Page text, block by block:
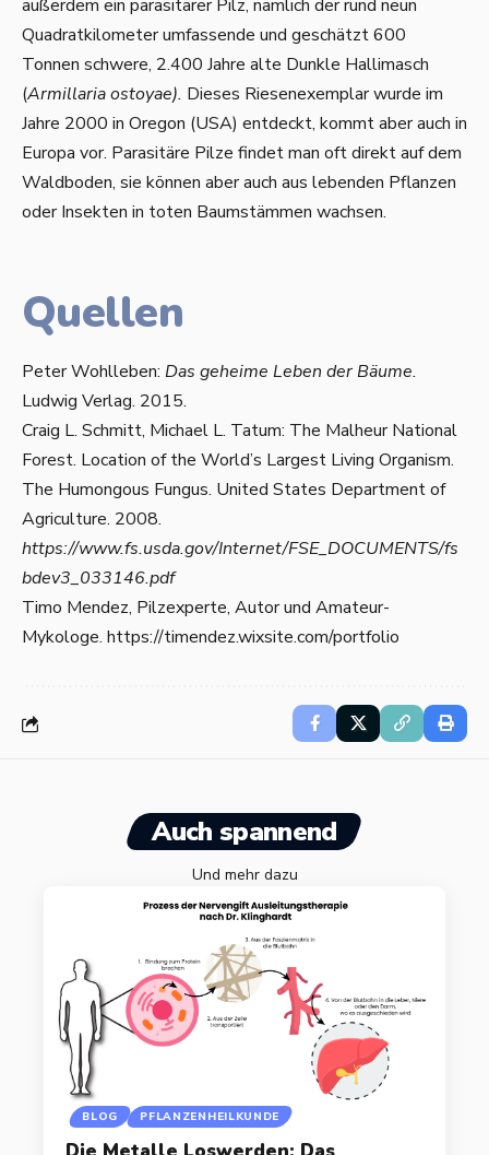
außerdem ein parasitärer Pilz, nämlich der rund neun
Quadratkilometer umfassende und geschätzt 600
Tonnen schwere, 2.400 Jahre alte Dunkle Hallimasch
(Armillaria ostoyae). Dieses Riesenexemplar wurde im
Jahre 2000 in Oregon (USA) entdeckt, kommt aber auch in
Europa vor. Parasitäre Pilze findet man oft direkt auf dem
Waldboden, sie können aber auch aus lebenden Pflanzen
oder Insekten in toten Baumstämmen wachsen.
Quellen
Peter Wohlleben: Das geheime Leben der Bäume.
Ludwig Verlag. 2015.
Craig L. Schmitt, Michael L. Tatum: The Malheur National
Forest. Location of the World’s Largest Living Organism.
The Humongous Fungus. United States Department of
Agriculture. 2008.
https://www.fs.usda.gov/Internet/FSE_DOCUMENTS/fs
bdev3_033146.pdf
Timo Mendez, Pilzexperte, Autor und Amateur-
Mykologe. https://timendez.wixsite.com/portfolio
Auch spannend
Und mehr dazu
BLOG PFLANZENHEILKUNDE